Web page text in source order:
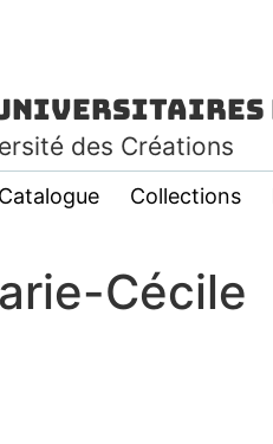
des Créations
Catalogue Collections
Cécile